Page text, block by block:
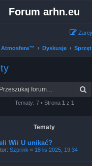
Forum arhn.eu
Atmosfera™ Dyskusje
Tematy: 7 • Strona 1 z 1
Tematy
Wii U unikać?
Szprink « 18 lis 2025, 19:34